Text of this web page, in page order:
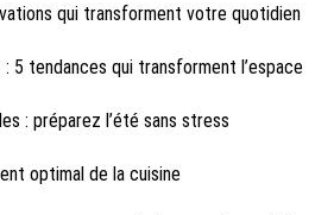
qui transforment votre quotidien
5 tendances qui transforment l’espace
: préparez l’été sans stress
optimal de la cuisine